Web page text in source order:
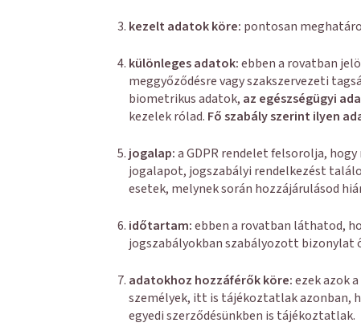
kezelt adatok köre: pontosan
különleges adatok:ebben a rovatban
meggyőződésre vagy szakszervezeti
biometrikus adatok, az egészségügyi
kezelek rólad. Fő szabály szerint ilyen
jogalap:a GDPR rendelet felsorolja,
jogalapot, jogszabályi rendelkezést
esetek, melynek során hozzájárulásod
időtartam:ebben a rovatban láthatod,
jogszabályokban szabályozott bizonylat
adatokhoz hozzáférők köre:ezek azok
személyek, itt is tájékoztatlak azonban,
egyedi szerződésünkben is tájékoztatlak.